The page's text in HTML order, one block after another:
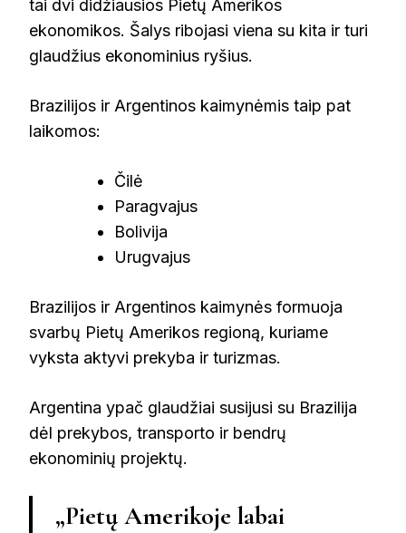
tai dvi didžiausios Pietų Amerikos
ekonomikos. Šalys ribojasi viena su kita ir turi
glaudžius ekonominius ryšius.
Brazilijos ir Argentinos kaimynėmis taip pat
laikomos:
Čilė
Paragvajus
Bolivija
Urugvajus
Brazilijos ir Argentinos kaimynės formuoja
svarbų Pietų Amerikos regioną, kuriame
vyksta aktyvi prekyba ir turizmas.
Argentina ypač glaudžiai susijusi su Brazilija
dėl prekybos, transporto ir bendrų
ekonominių projektų.
„Pietų Amerikoje labai